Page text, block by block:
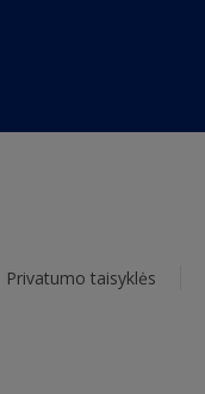
Privatumo taisyklės